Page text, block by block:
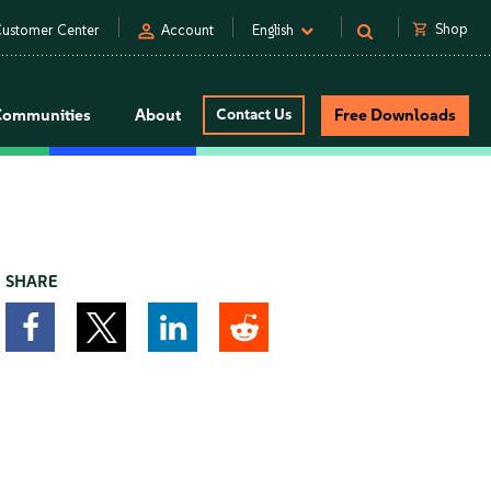
Center person Account English shopping_cart Shop
About Contact Us Free Downloads
SHARE